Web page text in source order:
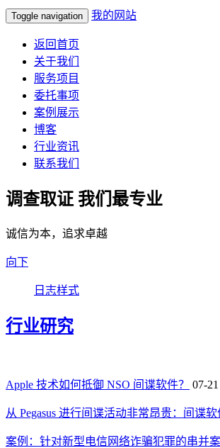
Toggle navigation 我的网站
返回首页
关于我们
服务项目
委托事项
案例展示
博客
行业资讯
联系我们
调查取证 我们最专业
诚信为本，追求卓越
向下
日志样式
行业研究
Apple 技术如何抵御 NSO 间谍软件？ 07-21
从 Pegasus 进行间谍活动非常昂贵：间谍
案例：针对新型电信网络诈骗犯罪的串并